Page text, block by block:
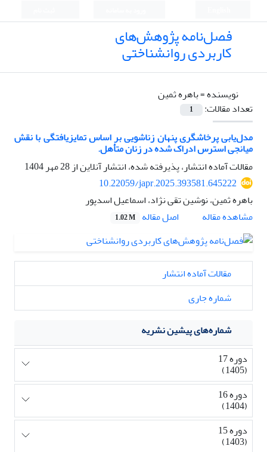
فصل‌نامه پژوهش‌های
کاربردی روانشناختی
نویسنده =باهره ثمین
تعداد مقالات:
1
مدل‌یابی پرخاشگری پنهان زناشویی بر اساس تمایزیافتگی با نقش
میانجی استرس ادراک شده در زنان متأهل.
مقالات آماده انتشار، پذیرفته شده، انتشار آنلاین از28 مهر 1404
10.22059/japr.2025.393581.645222
باهره ثمین، نوشین تقی نژاد، اسماعیل اسدپور
مشاهده مقاله
اصل مقاله 1.02 M
مقالات آماده انتشار
شماره جاری
شماره‌های پیشین نشریه
دوره 17
(1405)
دوره 16
(1404)
دوره 15
(1403)